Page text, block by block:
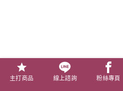
主打商品 線上諮詢 粉絲專頁